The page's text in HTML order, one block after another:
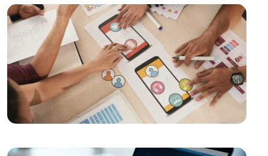
Alesta Medya: Web Tasarımında Profesyonel
Çözümler
Alesta Medya: Sayfa İçi SEO İle Dijital Dünyada Öne
Çıkın!
SEO Site Haritası Oluşturma: Web Sitenizin Yol
Haritasını Oluşturun
Acemiler İçin Kapsamlı Rehber